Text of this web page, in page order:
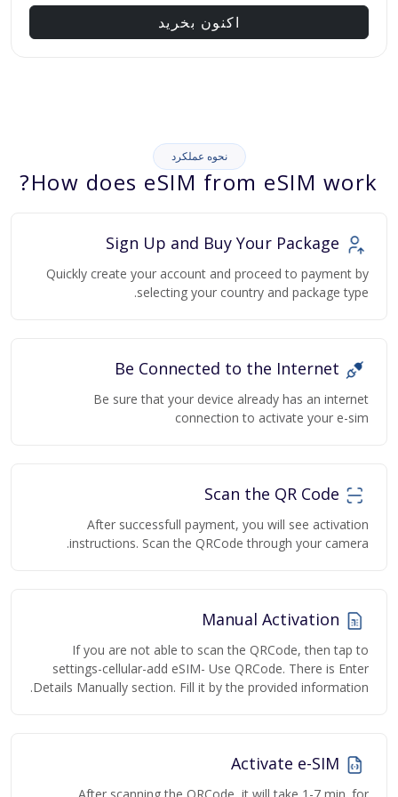
اکنون بخرید
نحوه عملکرد
How does eSIM from eSIM work?
Quickly create your account and proceed to payment by
selecting your country and package type.
Be sure that your device already has an internet
connection to activate your e-sim
After successfull payment, you will see activation
instructions. Scan the QRCode through your camera.
If you are not able to scan the QRCode, then tap to
settings-cellular-add eSIM- Use QRCode. There is Enter
Details Manually section. Fill it by the provided information.